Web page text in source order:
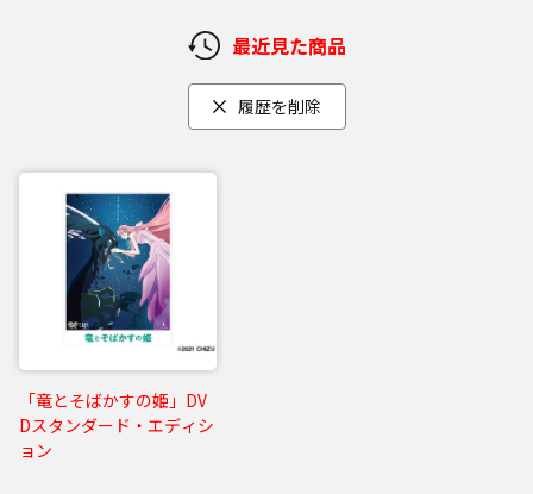
最近見た商品
履歴を削除
「竜とそばかすの姫」DV
Dスタンダード・エディシ
ョン